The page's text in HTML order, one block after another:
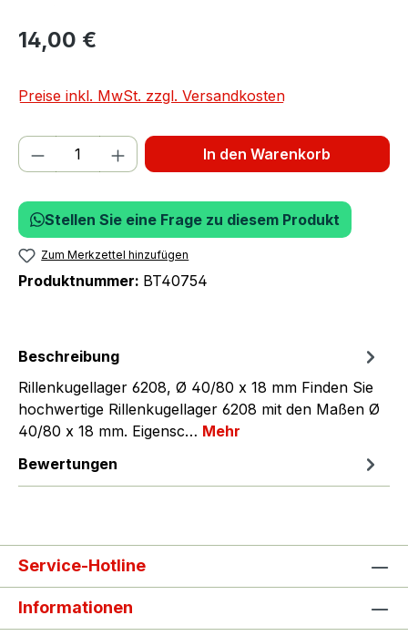
14,00 €
Preise inkl. MwSt. zzgl. Versandkosten
Produkt Anzahl: Gib den gewünschten
In den Warenkorb
Stellen Sie eine Frage zu diesem Produkt
Zum Merkzettel hinzufügen
Produktnummer: BT40754
Beschreibung
Rillenkugellager 6208, Ø 40/80 x 18 mm Finden Sie
hochwertige Rillenkugellager 6208 mit den Maßen Ø
40/80 x 18 mm. Eigensc… Mehr
Bewertungen
Service-Hotline
Informationen